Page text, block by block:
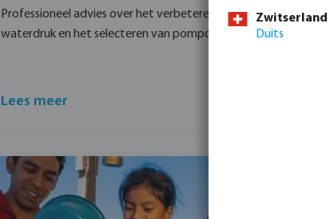
Professioneel advies over het verbeteren van de
waterdruk en het selecteren van pompoplossingen.
Lees meer
Zwitserland
Duits